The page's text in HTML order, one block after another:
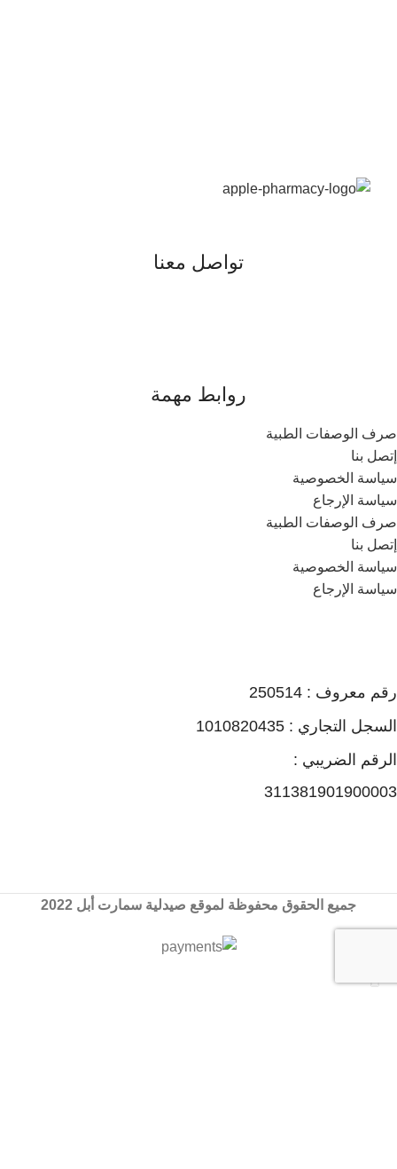
تواصل معنا
روابط مهمة
صرف الوصفات الطبية
إتصل بنا
سياسة الخصوصية
سياسة الإرجاع
صرف الوصفات الطبية
إتصل بنا
سياسة الخصوصية
سياسة الإرجاع
رقم معروف : 250514
السجل التجاري : 1010820435
الرقم الضريبي :
311381901900003
جميع الحقوق محفوظة لموقع صيدلية سمارت أبل 2022